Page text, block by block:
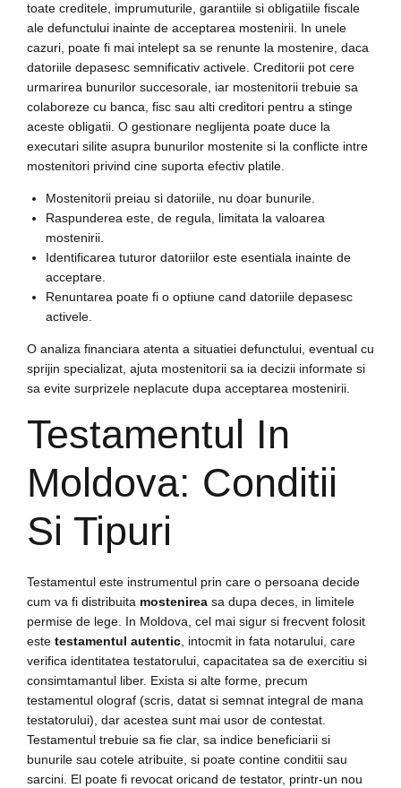
toate creditele, imprumuturile, garantiile si obligatiile fiscale
ale defunctului inainte de acceptarea mostenirii. In unele
cazuri, poate fi mai intelept sa se renunte la mostenire, daca
datoriile depasesc semnificativ activele. Creditorii pot cere
urmarirea bunurilor succesorale, iar mostenitorii trebuie sa
colaboreze cu banca, fisc sau alti creditori pentru a stinge
aceste obligatii. O gestionare neglijenta poate duce la
executari silite asupra bunurilor mostenite si la conflicte intre
mostenitori privind cine suporta efectiv platile.
Mostenitorii preiau si datoriile, nu doar bunurile.
Raspunderea este, de regula, limitata la valoarea
mostenirii.
Identificarea tuturor datoriilor este esentiala inainte de
acceptare.
Renuntarea poate fi o optiune cand datoriile depasesc
activele.
O analiza financiara atenta a situatiei defunctului, eventual cu
sprijin specializat, ajuta mostenitorii sa ia decizii informate si
sa evite surprizele neplacute dupa acceptarea mostenirii.
Testamentul In
Moldova: Conditii
Si Tipuri
Testamentul este instrumentul prin care o persoana decide
cum va fi distribuita mostenirea sa dupa deces, in limitele
permise de lege. In Moldova, cel mai sigur si frecvent folosit
este testamentul autentic , intocmit in fata notarului, care
verifica identitatea testatorului, capacitatea sa de exercitiu si
consimtamantul liber. Exista si alte forme, precum
testamentul olograf (scris, datat si semnat integral de mana
testatorului), dar acestea sunt mai usor de contestat.
Testamentul trebuie sa fie clar, sa indice beneficiarii si
bunurile sau cotele atribuite, si poate contine conditii sau
sarcini. El poate fi revocat oricand de testator, printr-un nou